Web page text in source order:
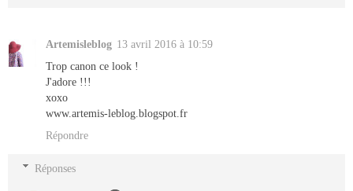
Artemisleblog 13 avril 2016 à 10:59
Trop canon ce look !
J'adore !!!
xoxo
www.artemis-leblog.blogspot.fr
Répondre
Réponses